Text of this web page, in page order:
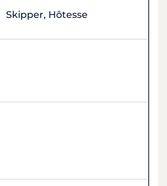
Skipper, Hôtesse